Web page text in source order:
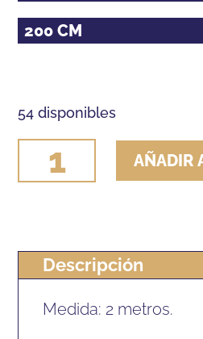
54 disponibles
RAMAL
cantidad
AÑADIR
Descripción
Medida: 2 metros.